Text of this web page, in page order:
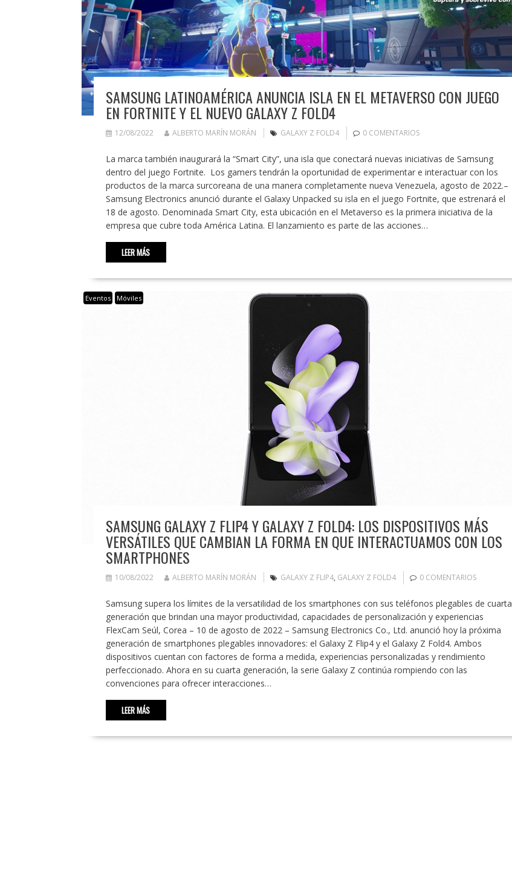
SAMSUNG LATINOAMÉRICA ANUNCIA ISLA EN EL METAVERSO CON JUEGO
EN FORTNITE Y EL NUEVO GALAXY Z FOLD4
12/08/2022 ALBERTO MARÍN MORÁN GALAXY Z FOLD4 0 COMENTARIOS
La marca también inaugurará la “Smart City”, una isla que conectará nuevas iniciativas de Samsung
dentro del juego Fortnite. Los gamers tendrán la oportunidad de experimentar e interactuar con los
productos de la marca surcoreana de una manera completamente nueva Venezuela, agosto de 2022.–
Samsung Electronics anunció durante el Galaxy Unpacked su isla en el juego Fortnite, que estrenará el
18 de agosto. Denominada Smart City, esta ubicación en el Metaverso es la primera iniciativa de la
empresa que cubre toda América Latina. El lanzamiento es parte de las acciones…
LEER MÁS
Eventos Móviles
SAMSUNG GALAXY Z FLIP4 Y GALAXY Z FOLD4: LOS DISPOSITIVOS MÁS
VERSÁTILES QUE CAMBIAN LA FORMA EN QUE INTERACTUAMOS CON LOS
SMARTPHONES
10/08/2022 ALBERTO MARÍN MORÁN GALAXY Z FLIP4, GALAXY Z FOLD4 0 COMENTARIOS
Samsung supera los límites de la versatilidad de los smartphones con sus teléfonos plegables de cuarta
generación que brindan una mayor productividad, capacidades de personalización y experiencias
FlexCam Seúl, Corea – 10 de agosto de 2022 – Samsung Electronics Co., Ltd. anunció hoy la próxima
generación de smartphones plegables innovadores: el Galaxy Z Flip4 y el Galaxy Z Fold4. Ambos
dispositivos cuentan con factores de forma a medida, experiencias personalizadas y rendimiento
perfeccionado. Ahora en su cuarta generación, la serie Galaxy Z continúa rompiendo con las
convenciones para ofrecer interacciones…
LEER MÁS